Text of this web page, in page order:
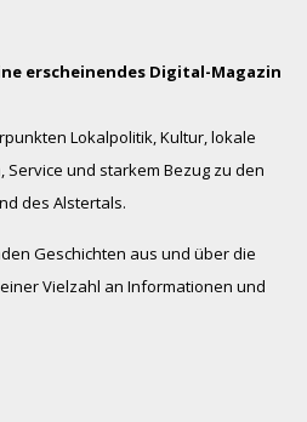
erscheinendes Digital-Magazin
Lokalpolitik, Kultur, lokale
und starkem Bezug zu den
des Alstertals.
Geschichten aus und über die
Vielzahl an Informationen und